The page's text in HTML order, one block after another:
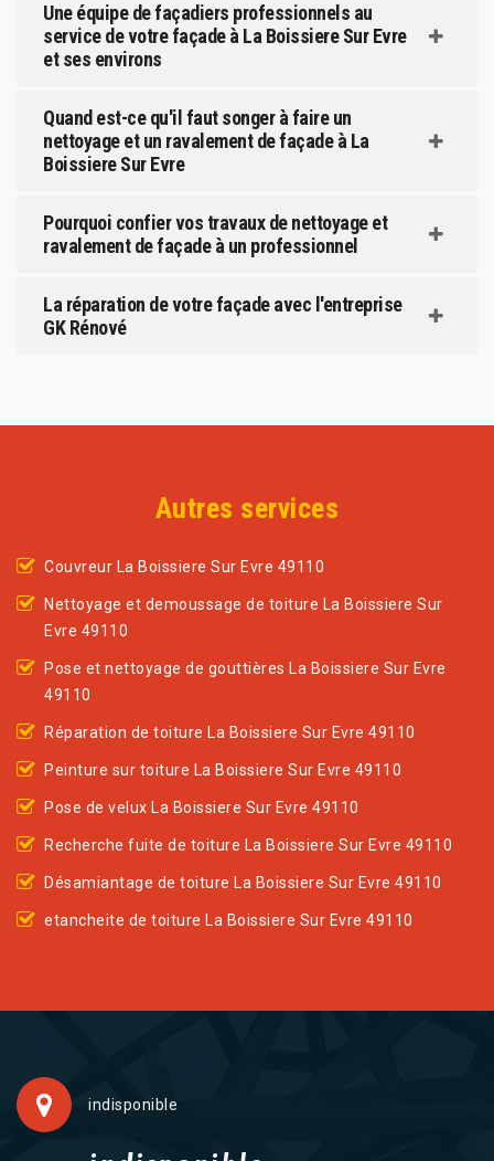
Une équipe de façadiers professionnels au
service de votre façade à La Boissiere Sur Evre
et ses environs
Quand est-ce qu'il faut songer à faire un
nettoyage et un ravalement de façade à La
Boissiere Sur Evre
Pourquoi confier vos travaux de nettoyage et
ravalement de façade à un professionnel
La réparation de votre façade avec l'entreprise
GK Rénové
Autres services
Couvreur La Boissiere Sur Evre 49110
Nettoyage et demoussage de toiture La Boissiere Sur
Evre 49110
Pose et nettoyage de gouttières La Boissiere Sur Evre
49110
Réparation de toiture La Boissiere Sur Evre 49110
Peinture sur toiture La Boissiere Sur Evre 49110
Pose de velux La Boissiere Sur Evre 49110
Recherche fuite de toiture La Boissiere Sur Evre 49110
Désamiantage de toiture La Boissiere Sur Evre 49110
etancheite de toiture La Boissiere Sur Evre 49110
indisponible